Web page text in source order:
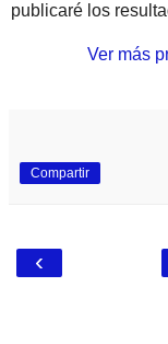
publicaré los
Ver más
Compartir
‹